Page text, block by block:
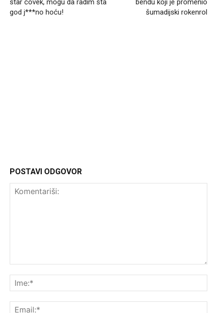
star čovek, mogu da radim šta
god j***no hoću!
bendu koji je promenio
šumadijski rokenrol
POSTAVI ODGOVOR